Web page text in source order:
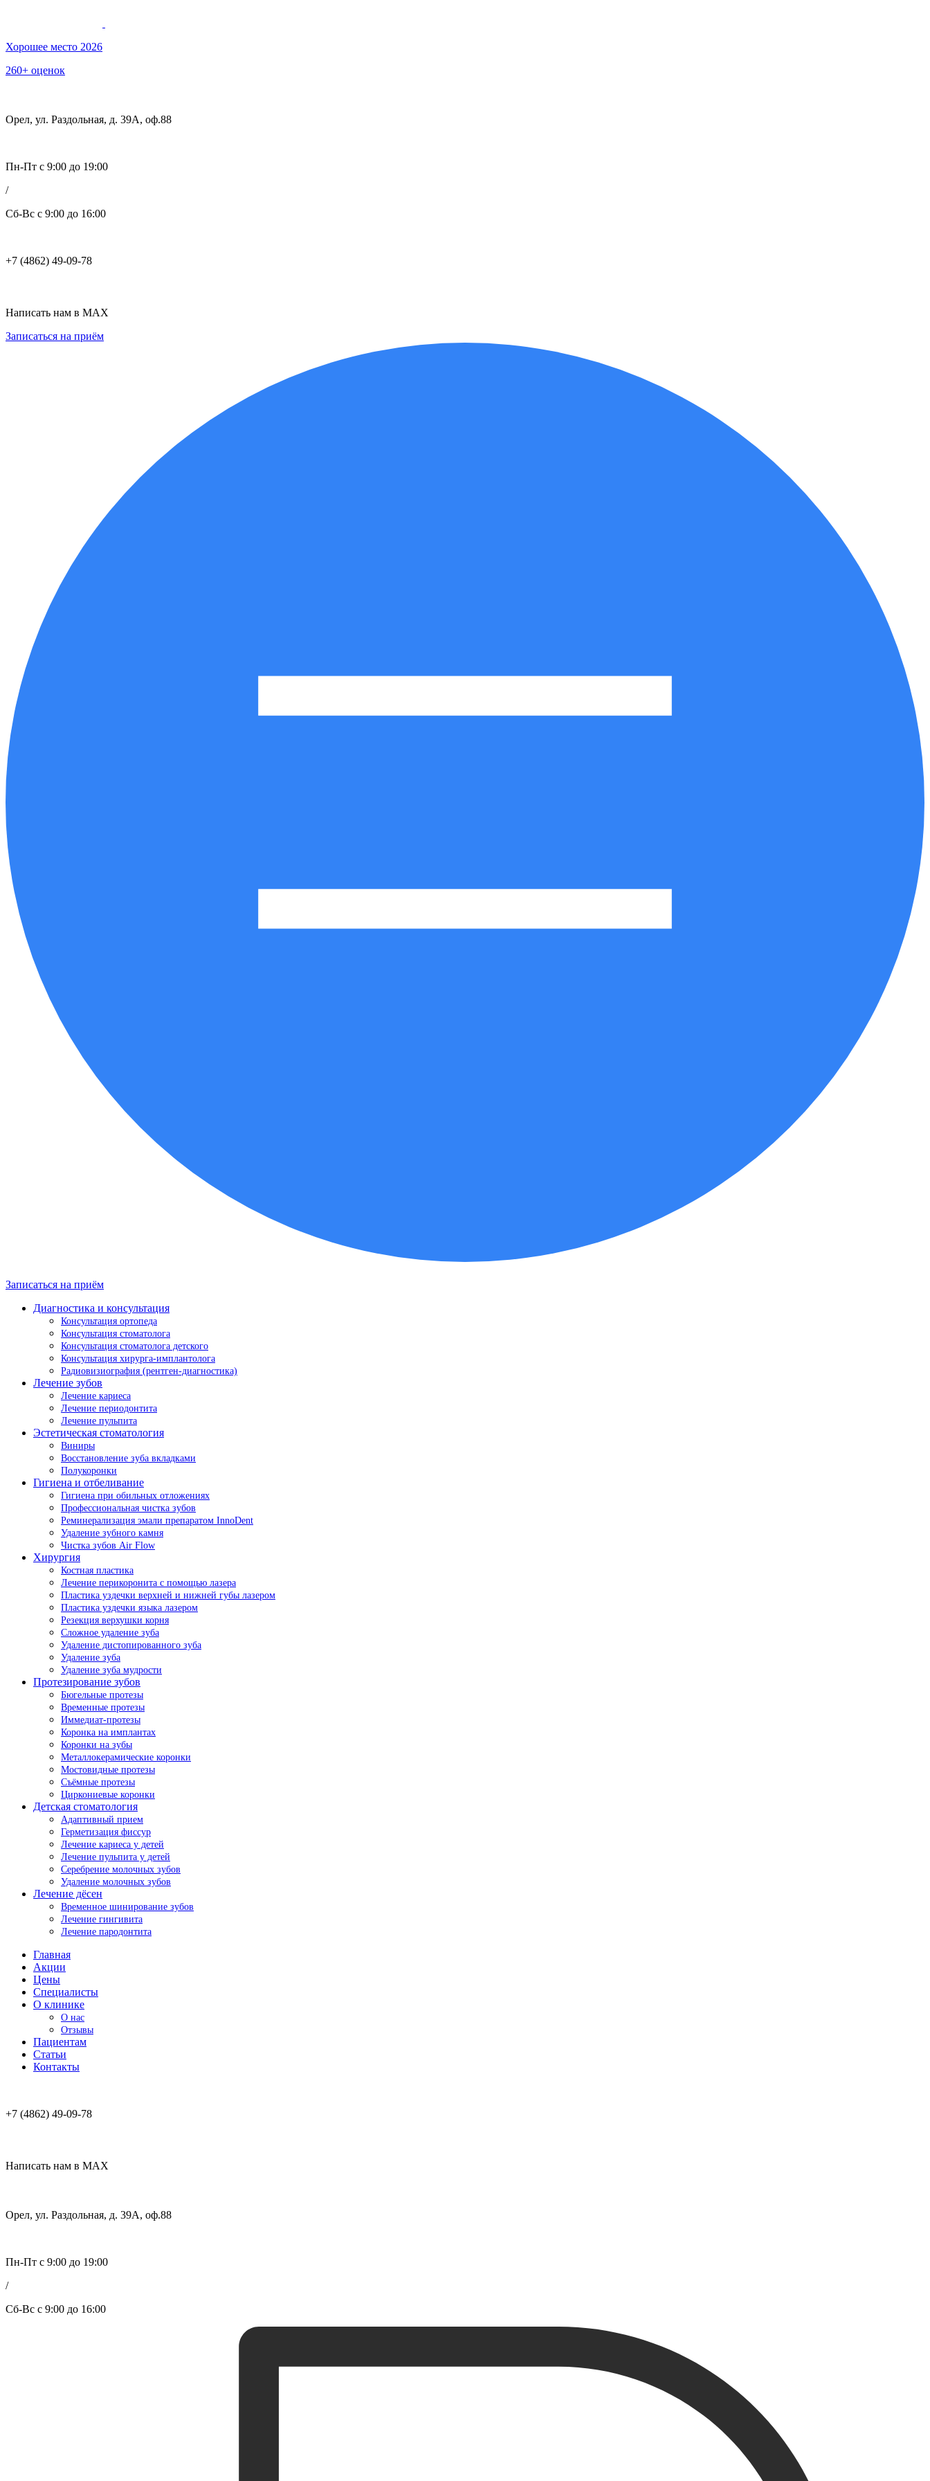
Хорошее место 2026
260+ оценок
Орел, ул. Раздольная, д. 39А, оф.88
Пн-Пт с 9:00 до 19:00
/
Сб-Вс с 9:00 до 16:00
+7 (4862) 49-09-78
Написать нам в MAX
Записаться на приём
Записаться на приём
Диагностика и консультация
Консультация ортопеда
Консультация стоматолога
Консультация стоматолога детского
Консультация хирурга-имплантолога
Радиовизиография (рентген-диагностика)
Лечение зубов
Лечение кариеса
Лечение периодонтита
Лечение пульпита
Эстетическая стоматология
Виниры
Восстановление зуба вкладками
Полукоронки
Гигиена и отбеливание
Гигиена при обильных отложениях
Профессиональная чистка зубов
Реминерализация эмали препаратом InnoDent
Удаление зубного камня
Чистка зубов Air Flow
Хирургия
Костная пластика
Лечение перикоронита с помощью лазера
Пластика уздечки верхней и нижней губы лазером
Пластика уздечки языка лазером
Резекция верхушки корня
Сложное удаление зуба
Удаление дистопированного зуба
Удаление зуба
Удаление зуба мудрости
Протезирование зубов
Бюгельные протезы
Временные протезы
Иммедиат-протезы
Коронка на имплантах
Коронки на зубы
Металлокерамические коронки
Мостовидные протезы
Съёмные протезы
Циркониевые коронки
Детская стоматология
Адаптивный прием
Герметизация фиссур
Лечение кариеса у детей
Лечение пульпита у детей
Серебрение молочных зубов
Удаление молочных зубов
Лечение дёсен
Временное шинирование зубов
Лечение гингивита
Лечение пародонтита
Главная
Акции
Цены
Специалисты
О клинике
О нас
Отзывы
Пациентам
Статьи
Контакты
+7 (4862) 49-09-78
Написать нам в MAX
Орел, ул. Раздольная, д. 39А, оф.88
Пн-Пт с 9:00 до 19:00
/
Сб-Вс с 9:00 до 16:00